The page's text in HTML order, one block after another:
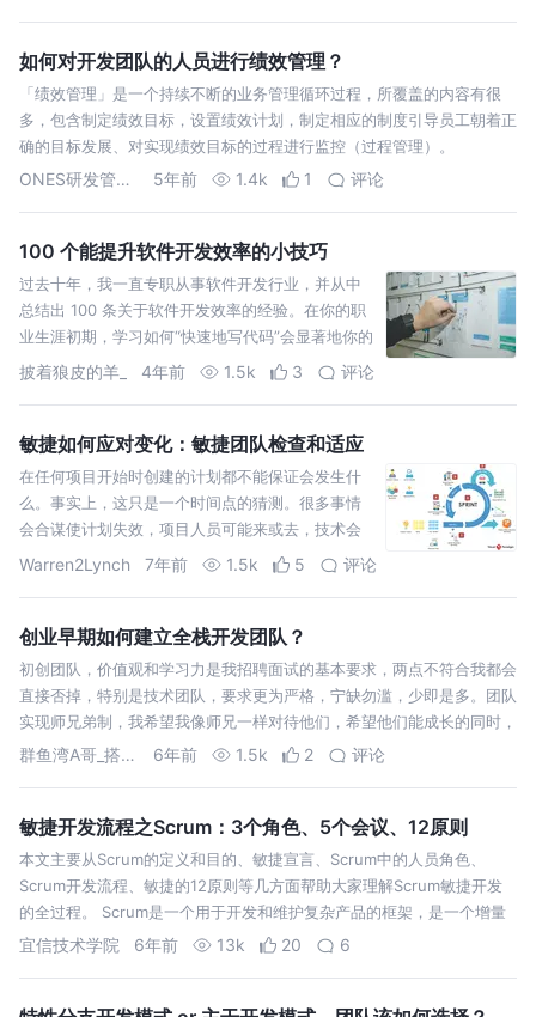
如何对开发团队的人员进行绩效管理？
「绩效管理」是一个持续不断的业务管理循环过程，所覆盖的内容有很
多，包含制定绩效目标，设置绩效计划，制定相应的制度引导员工朝着正
确的目标发展、对实现绩效目标的过程进行监控（过程管理）。
ONES研发管理工具 5年前 1.4k 1 评论
100 个能提升软件开发效率的小技巧
过去十年，我一直专职从事软件开发行业，并从中
总结出 100 条关于软件开发效率的经验。在你的职
业生涯初期，学习如何“快速地写代码”会显著地你的
工作效率。但当你积累了足够的工作经验后，它带
披着狼皮的羊_ 4年前 1.5k 3 评论
敏捷如何应对变化：敏捷团队检查和适应
在任何项目开始时创建的计划都不能保证会发生什
么。事实上，这只是一个时间点的猜测。很多事情
会合谋使计划失效，项目人员可能来或去，技术会
比预期更好或更糟，用户会改变主意，竞争对手可
要更新计划以更…
Warren2Lynch 7年前 1.5k 5 评论
创业早期如何建立全栈开发团队？
初创团队，价值观和学习力是我招聘面试的基本要求，两点不符合我都会
直接否掉，特别是技术团队，要求更为严格，宁缺勿滥，少即是多。团队
实现师兄弟制，我希望我像师兄一样对待他们，希望他们能成长的同时，
也能给公司团队带来价值，特别是相信我们将一起做的产品能够有个好的
群鱼湾A哥_搭子人脉达人 6年前 1.5k 2 评论
敏捷开发流程之Scrum：3个角色、5个会议、12原则
本文主要从Scrum的定义和目的、敏捷宣言、Scrum中的人员角色、
Scrum开发流程、敏捷的12原则等几方面帮助大家理解Scrum敏捷开发
的全过程。 Scrum是一个用于开发和维护复杂产品的框架，是一个增量
的、迭代的开发过程，目的是让开发人员像打橄榄球一样迅猛并充满激
宜信技术学院 6年前 13k 20 6